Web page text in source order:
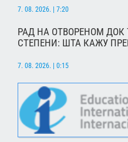
7. 08. 2026. | 7:20
РАД НА ОТВОРЕНОМ ДОК
СТЕПЕНИ: ШТА КАЖУ
7. 08. 2026. | 0:15